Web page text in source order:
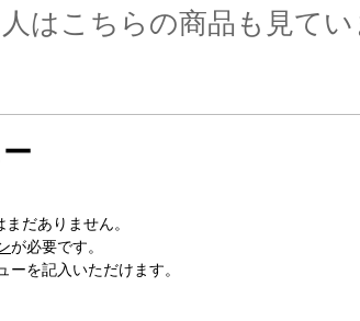
はこちらの商品も見てい
だありません。
が必要です。
ーを記入いただけます。